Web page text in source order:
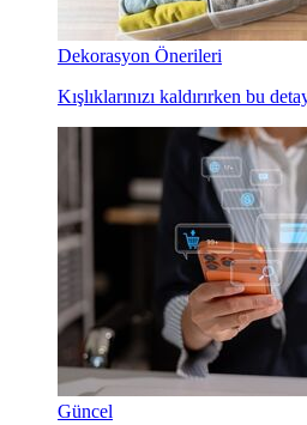
Dekorasyon Önerileri
Kışlıklarınızı kaldırırken bu
Güncel